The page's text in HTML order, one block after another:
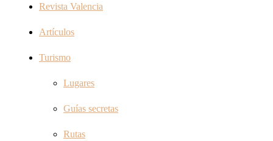
Revista Valencia
Artículos
Turismo
Lugares
Guías secretas
Rutas